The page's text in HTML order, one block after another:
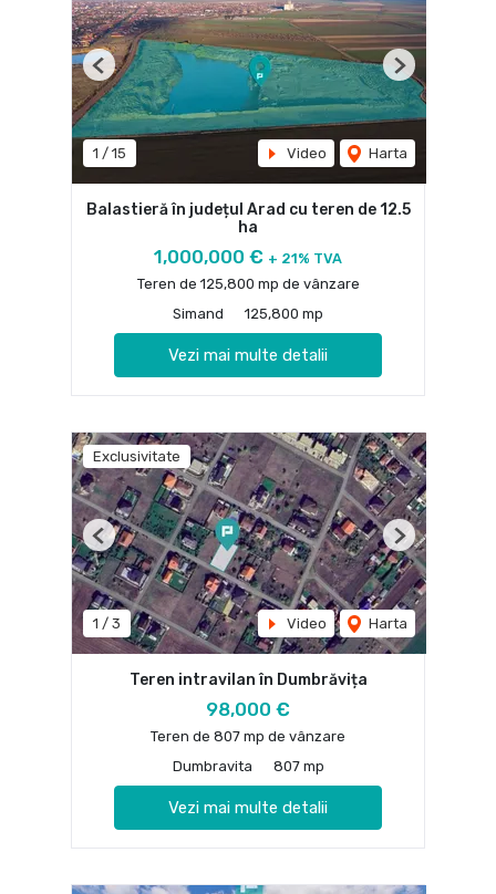
1 / 15 Video Harta
Previous Next
Balastieră în județul Arad cu teren de 12.5
ha
1,000,000 € + 21% TVA
Teren de 125,800 mp de vânzare
Simand
125,800 mp
Vezi mai multe detalii
Exclusivitate
1 / 3 Video Harta
Previous Next
Teren intravilan în Dumbrăvița
98,000 €
Teren de 807 mp de vânzare
Dumbravita
807 mp
Vezi mai multe detalii